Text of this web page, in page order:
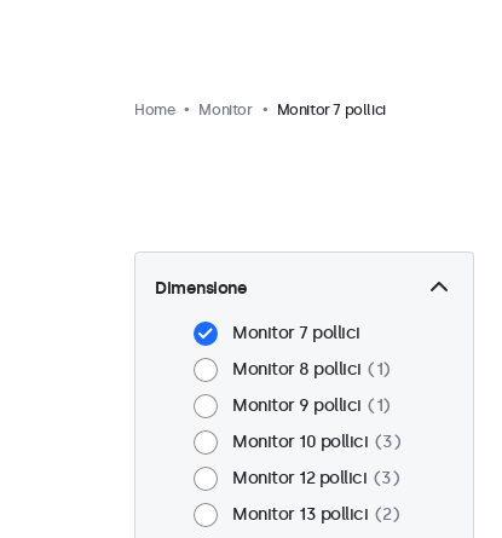
Home Monitor Monitor 7 pollici
Dimensione
Monitor 7 pollici
Monitor 8 pollici
1
Monitor 9 pollici
1
Monitor 10 pollici
3
Monitor 12 pollici
3
Monitor 13 pollici
2